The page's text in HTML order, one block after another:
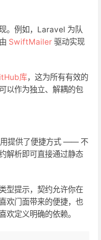
。例如，Laravel 为队
SwiftMailer 驱动实现
库，这为所有有效的
以作为独立、解耦的包
提供了便捷方式 —— 不
解析即可直接通过静态
型提示，契约允许你在
欢门面带来的便捷，也
欢定义明确的依赖。